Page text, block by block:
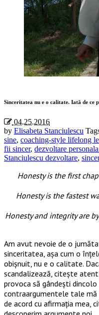
Sinceritatea nu e o calitate. Iată de ce
04.25.2016
by Elisabeta Stanciulescu
sine, coaching-style lifelong
fii sincer, dezvoltare
Stanciulescu dezvoltare,
Honesty is the first
Honesty is the fastest
Honesty and integrity are
Am avut nevoie de o
sinceritatea, așa cum o
obișnuit, nu e o calitate.
scandalizează, citește
provoca să gândești
contraargumentele tale
de acord cu afirmația mea,